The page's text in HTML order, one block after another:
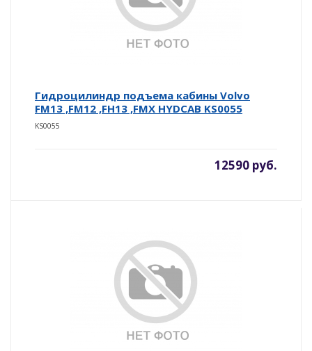
Гидроцилиндр подъема кабины Volvo
FM13 ,FM12 ,FH13 ,FMX HYDCAB KS0055
KS0055
12590 руб.